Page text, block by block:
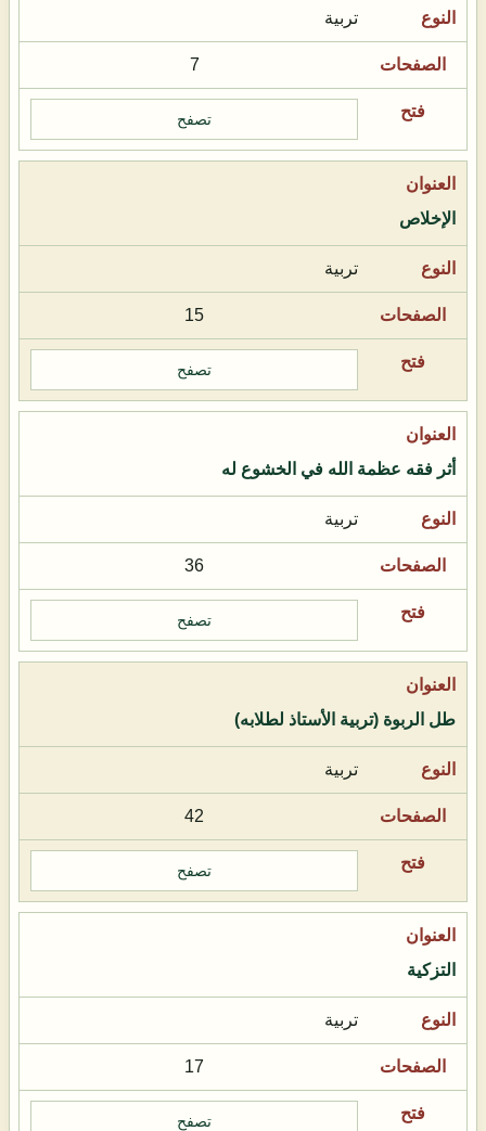
تربية
7
تصفح
الإخلاص
تربية
15
تصفح
أثر فقه عظمة الله في الخشوع له
تربية
36
تصفح
طل الربوة (تربية الأستاذ لطلابه)
تربية
42
تصفح
التزكية
تربية
17
تصفح